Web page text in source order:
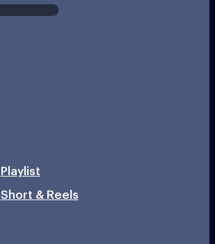
Playlist
Short & Reels